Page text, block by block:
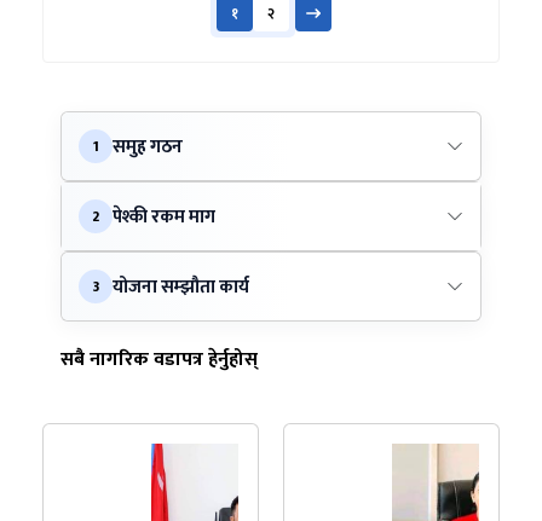
१ २
1 समुह गठन
2 पेश्की रकम माग
3 योजना सम्झौता कार्य
सबै नागरिक वडापत्र हेर्नुहोस्